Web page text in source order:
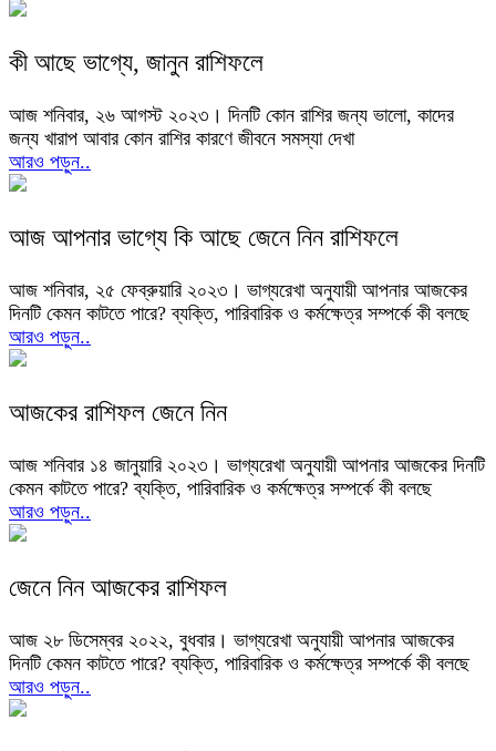
কী আছে ভাগ্যে, জানুন রাশিফলে
আজ শনিবার, ২৬ আগস্ট ২০২৩। দিনটি কোন রাশির জন্য ভালো, কাদের
জন্য খারাপ আবার কোন রাশির কারণে জীবনে সমস্যা দেখা
আরও পড়ুন..
আজ আপনার ভাগ্যে কি আছে জেনে নিন রাশিফলে
আজ শনিবার, ২৫ ফেব্রুয়ারি ২০২৩। ভাগ্যরেখা অনুযায়ী আপনার আজকের
দিনটি কেমন কাটতে পারে? ব্যক্তি, পারিবারিক ও কর্মক্ষেত্র সম্পর্কে কী বলছে
আরও পড়ুন..
আজকের রাশিফল জেনে নিন
আজ শনিবার ১৪ জানুয়ারি ২০২৩। ভাগ্যরেখা অনুযায়ী আপনার আজকের দিনটি
কেমন কাটতে পারে? ব্যক্তি, পারিবারিক ও কর্মক্ষেত্র সম্পর্কে কী বলছে
আরও পড়ুন..
জেনে নিন আজকের রাশিফল
আজ ২৮ ডিসেম্বর ২০২২, বুধবার। ভাগ্যরেখা অনুযায়ী আপনার আজকের
দিনটি কেমন কাটতে পারে? ব্যক্তি, পারিবারিক ও কর্মক্ষেত্র সম্পর্কে কী বলছে
আরও পড়ুন..